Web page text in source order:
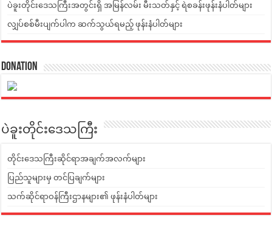
ပဲခူးတိုင်းဒေသကြီးအတွင်းရှိ အမြန်လမ်း မီးသတ်နှင့် ရဲစခန်းဖုန်းနံပါတ်များ
လျှပ်စစ်မီးပျက်ပါက ဆက်သွယ်ရမည့် ဖုန်းနံပါတ်များ
Donation
ပဲခူးတိုင်းဒေသကြီး
တိုင်းဒေသကြီးဆိုင်ရာအချက်အလက်များ
ပြည်သူများမှ တင်ပြချက်များ
သက်ဆိုင်ရာဝန်ကြီးဌာနများ၏ ဖုန်းနံပါတ်များ